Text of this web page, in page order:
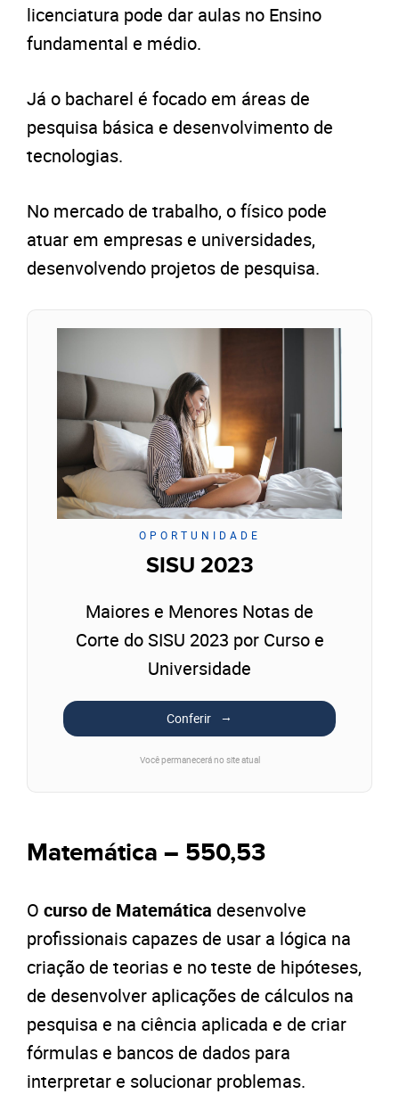
licenciatura pode dar aulas no Ensino
fundamental e médio.
Já o bacharel é focado em áreas de
pesquisa básica e desenvolvimento de
tecnologias.
No mercado de trabalho, o físico pode
atuar em empresas e universidades,
desenvolvendo projetos de pesquisa.
OPORTUNIDADE
SISU 2023
Maiores e Menores Notas de
Corte do SISU 2023 por Curso e
Universidade
Conferir
Você permanecerá no site atual
Matemática – 550,53
O curso de Matemática desenvolve
profissionais capazes de usar a lógica na
criação de teorias e no teste de hipóteses,
de desenvolver aplicações de cálculos na
pesquisa e na ciência aplicada e de criar
fórmulas e bancos de dados para
interpretar e solucionar problemas.